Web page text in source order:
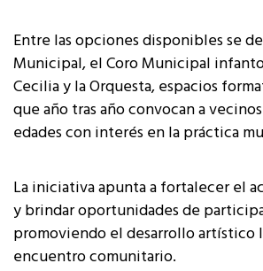
Entre las opciones disponibles se
Municipal, el Coro Municipal
Cecilia y la Orquesta, espacios
que año tras año convocan a
edades con interés en la práctica
La iniciativa apunta a fortalecer el
y brindar oportunidades de
promoviendo el desarrollo artístico
encuentro comunitario.